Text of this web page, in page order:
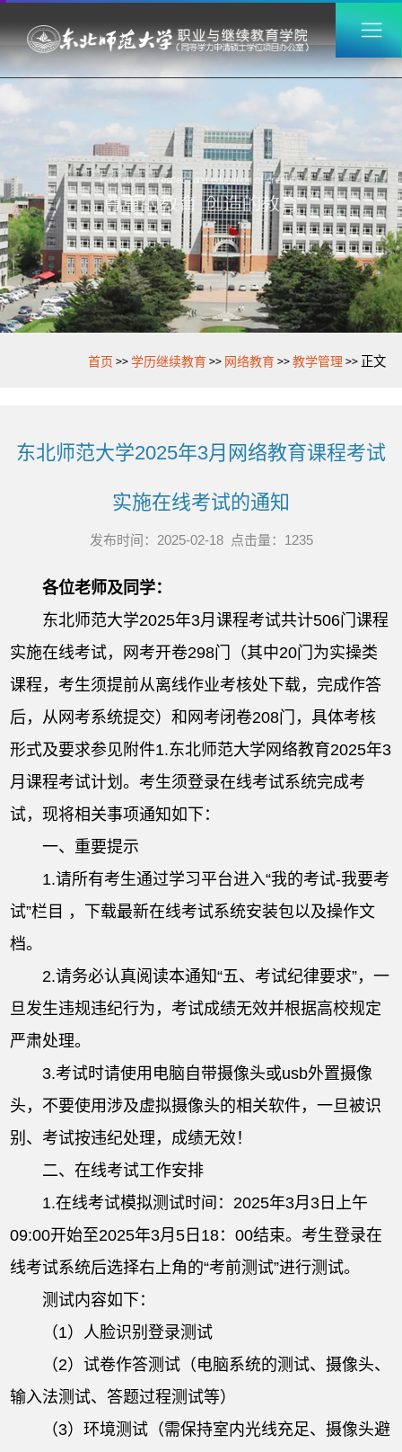
首页 >>学历继续教育>> 网络教育>>教学管理 >> 正文
东北师范大学2025年3月网络教育课程考试
实施在线考试的通知
发布时间：2025-02-18 点击量： 1235
各位老师及同学：
东北师范大学2025年3月课程考试共计506门课程
实施在线考试，网考开卷298门（其中20门为实操类
课程，考生须提前从离线作业考核处下载，完成作答
后，从网考系统提交）和网考闭卷208门，具体考核
形式及要求参见附件1.东北师范大学网络教育2025年3
月课程考试计划。考生须登录在线考试系统完成考
试，现将相关事项通知如下：
一、重要提示
1.请所有考生通过学习平台进入“我的考试-我要考
试”栏目 ，下载最新在线考试系统安装包以及操作文
档。
2.请务必认真阅读本通知“五、考试纪律要求”，一
旦发生违规违纪行为，考试成绩无效并根据高校规定
严肃处理。
3.考试时请使用电脑自带摄像头或usb外置摄像
头，不要使用涉及虚拟摄像头的相关软件，一旦被识
别、考试按违纪处理，成绩无效！
二、在线考试工作安排
1.在线考试模拟测试时间：2025年3月3日上午
09:00开始至2025年3月5日18：00结束。考生登录在
线考试系统后选择右上角的“考前测试”进行测试。
测试内容如下：
（1）人脸识别登录测试
（2）试卷作答测试（电脑系统的测试、摄像头、
输入法测试、答题过程测试等）
（3）环境测试（需保持室内光线充足、摄像头避